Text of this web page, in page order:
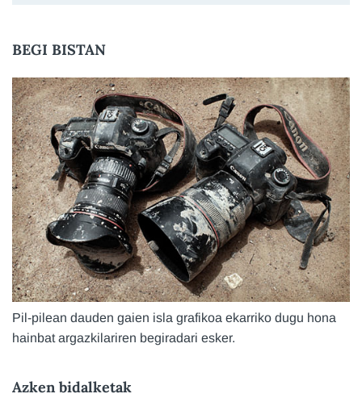
BEGI BISTAN
Pil-pilean dauden gaien isla grafikoa ekarriko dugu hona
hainbat argazkilariren begiradari esker.
Azken bidalketak